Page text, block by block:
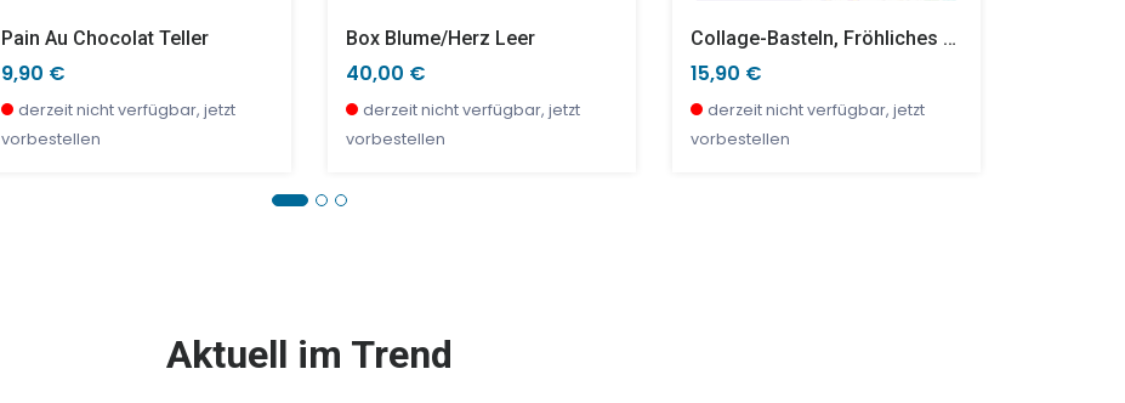
Pain Au Chocolat Teller
9,90 €
derzeit nicht verfügbar, jetzt
vorbestellen
Box Blume/Herz Leer
40,00 €
derzeit nicht verfügbar, jetzt
vorbestellen
Collage-Basteln, Fröhliches Aquarium
15,90 €
derzeit nicht verfügbar, jetzt
vorbestellen
Aktuell im Trend